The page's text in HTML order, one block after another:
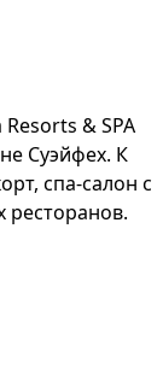
& SPA
Суэйфех. К
спа-салон с